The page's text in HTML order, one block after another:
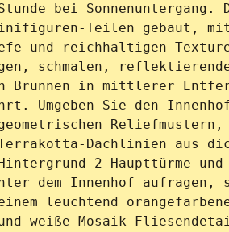
bei
Teilen gebaut, mit
und reichhaltigen
schmalen,
Brunnen in mittlerer
Umgeben Sie den
geometrischen
Terrakotta-Dachlinien aus
2 Haupttürme
dem Innenhof aufragen,
leuchtend
weiße Mosaik-